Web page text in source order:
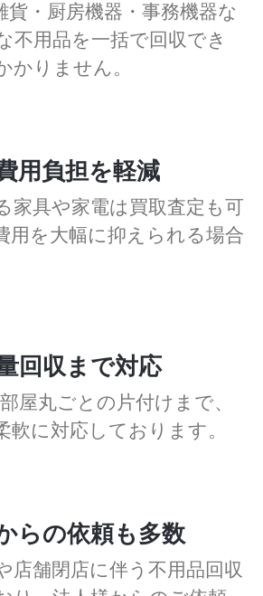
貨・厨房機器・事務機器な
不用品を一括で回収でき
かりません。
用負担を軽減
家具や家電は買取査定も可
用を大幅に抑えられる場合
回収まで対応
屋丸ごとの片付けまで、
軟に対応しております。
らの依頼も多数
店舗閉店に伴う不用品回収